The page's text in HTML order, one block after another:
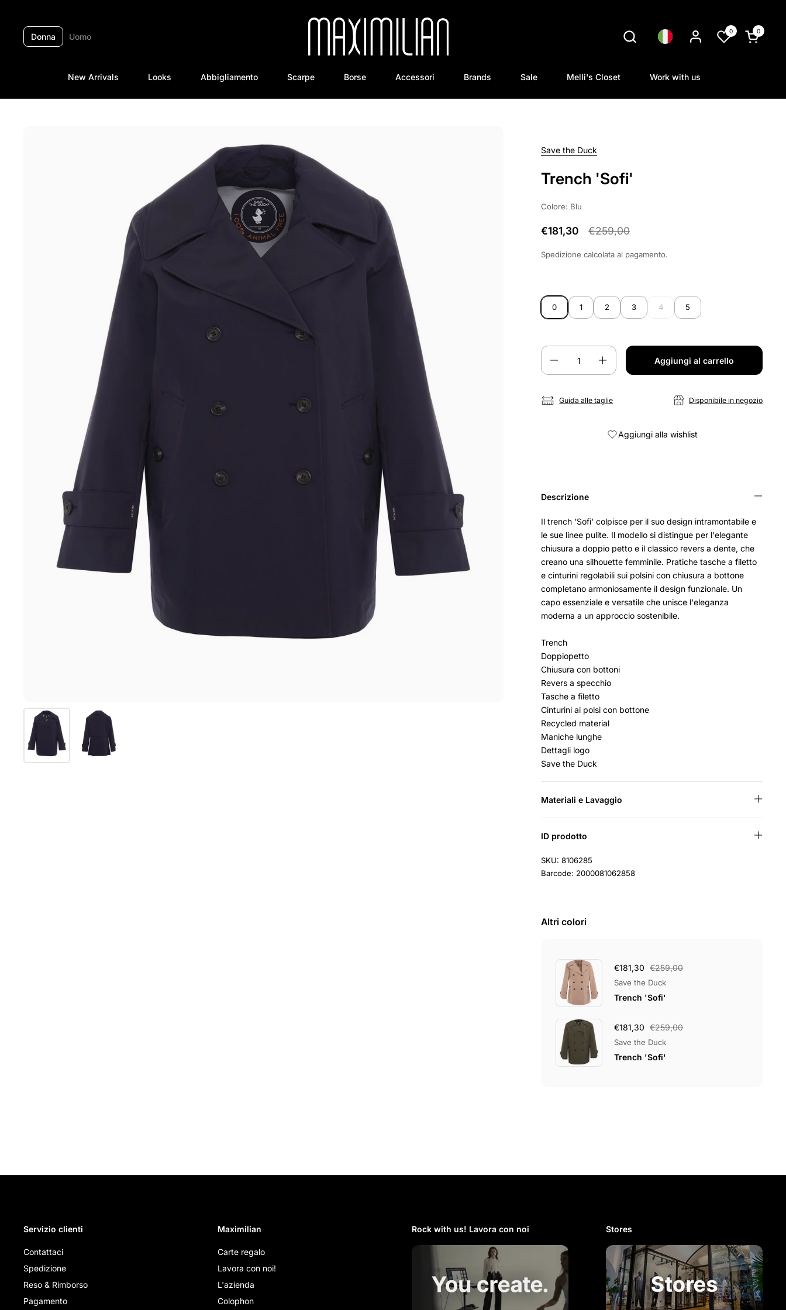
Donna Uomo Lingua 0
Apri
0
New Arrivals Looks Abbigliamento Scarpe Borse Accessori Brands Sale Melli's Closet Work with us
Save the Duck
Trench 'Sofi'
Colore: Blu
€181,30 €259,00
Spedizione calcolata al pagamento.
0 1 2 3 4 5
Quantità
Aggiungi al carrello
Guida alle taglie Disponibile in negozio
Aggiungi alla wishlist
Descrizione
Il trench 'Sofi' colpisce per il suo design intramontabile e
le sue linee pulite. Il modello si distingue per l'elegante
chiusura a doppio petto e il classico revers a dente, che
creano una silhouette femminile. Pratiche tasche a filetto
e cinturini regolabili sui polsini con chiusura a bottone
completano armoniosamente il design funzionale. Un
capo essenziale e versatile che unisce l'eleganza
moderna a un approccio sostenibile.
Trench
Doppiopetto
Chiusura con bottoni
Revers a specchio
Tasche a filetto
Cinturini ai polsi con bottone
Recycled material
Maniche lunghe
Dettagli logo
Save the Duck
Materiali e Lavaggio
ID prodotto
SKU: 8106285
Barcode: 2000081062858
Altri colori
€181,30 €259,00
Save the Duck
Trench 'Sofi'
€181,30 €259,00
Save the Duck
Trench 'Sofi'
Servizio clienti
Contattaci
Spedizione
Reso & Rimborso
Pagamento
Maximilian
Carte regalo
Lavora con noi!
L'azienda
Colophon
Rock with us! Lavora con noi​ Stores